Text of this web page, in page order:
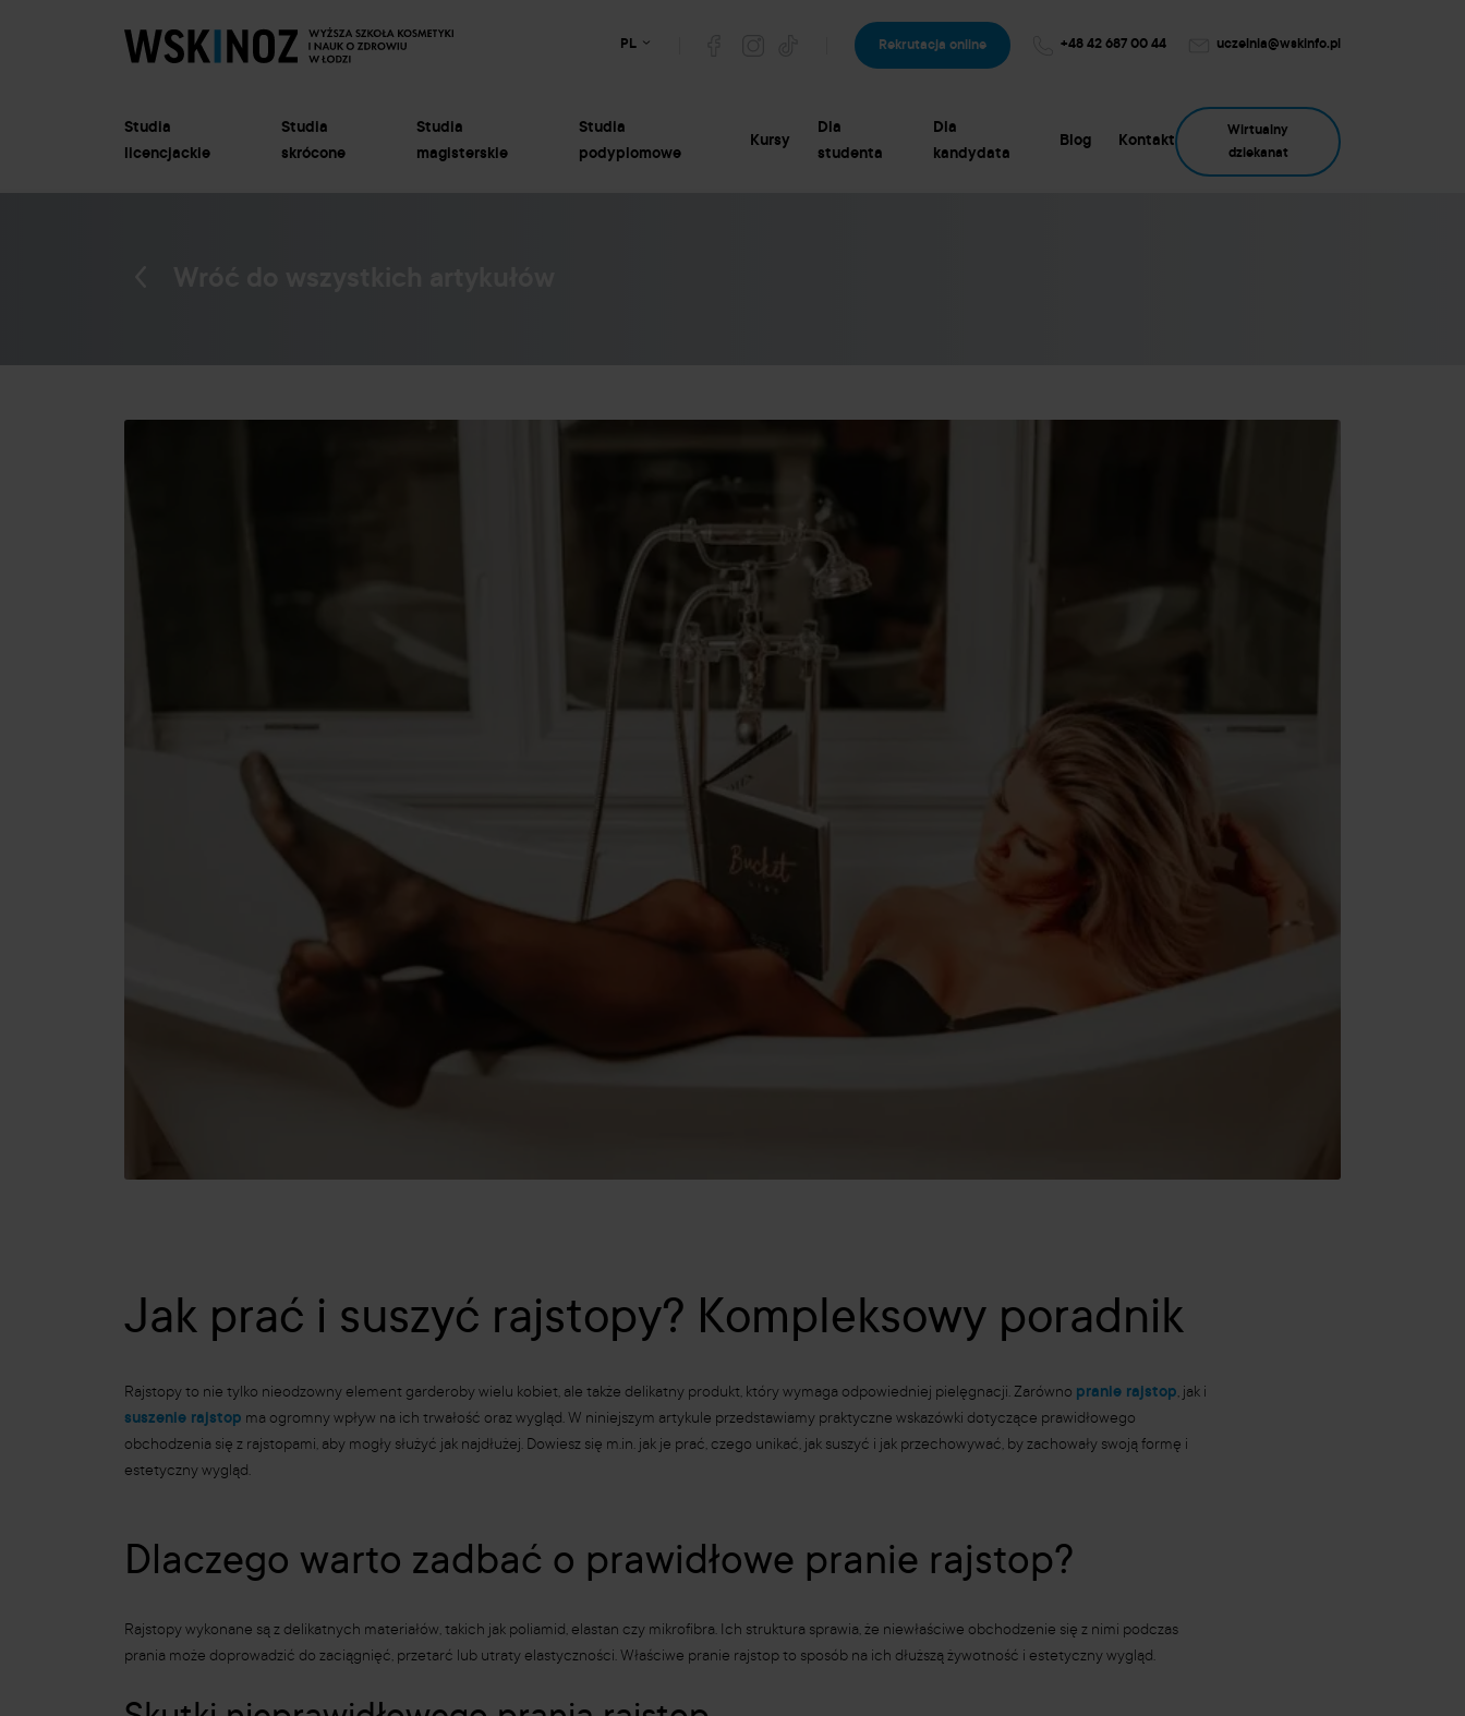
PL Rekrutacja online +48 42 687 00 44 uczelnia@wskinfo.pl
Studia
licencjackie
Studia
skrócone
Studia
magisterskie
Studia
podyplomowe
Kursy
Dla
studenta
Dla
kandydata
Blog Kontakt
Wirtualny
dziekanat
Jak prać i suszyć rajstopy? Kompleksowy poradnik
Rajstopy to nie tylko nieodzowny element garderoby wielu kobiet, ale także delikatny produkt, który wymaga odpowiedniej pielęgnacji. Zarówno pranie rajstop, jak i
suszenie rajstop ma ogromny wpływ na ich trwałość oraz wygląd. W niniejszym artykule przedstawiamy praktyczne wskazówki dotyczące prawidłowego
obchodzenia się z rajstopami, aby mogły służyć jak najdłużej. Dowiesz się m.in. jak je prać, czego unikać, jak suszyć i jak przechowywać, by zachowały swoją formę i
estetyczny wygląd.
Dlaczego warto zadbać o prawidłowe pranie rajstop?
Rajstopy wykonane są z delikatnych materiałów, takich jak poliamid, elastan czy mikrofibra. Ich struktura sprawia, że niewłaściwe obchodzenie się z nimi podczas
prania może doprowadzić do zaciągnięć, przetarć lub utraty elastyczności. Właściwe pranie rajstop to sposób na ich dłuższą żywotność i estetyczny wygląd.